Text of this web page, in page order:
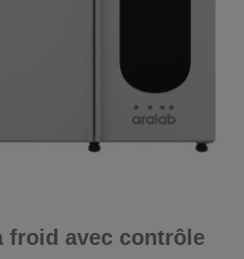
froid avec contrôle